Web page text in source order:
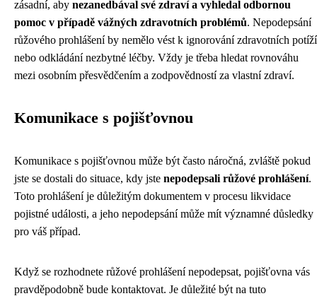
zásadní, aby nezanedbával své zdraví a vyhledal odbornou
pomoc v případě vážných zdravotních problémů. Nepodepsání
růžového prohlášení by nemělo vést k ignorování zdravotních potíží
nebo odkládání nezbytné léčby. Vždy je třeba hledat rovnováhu
mezi osobním přesvědčením a zodpovědností za vlastní zdraví.
Komunikace s pojišťovnou
Komunikace s pojišťovnou může být často náročná, zvláště pokud
jste se dostali do situace, kdy jste nepodepsali růžové prohlášení.
Toto prohlášení je důležitým dokumentem v procesu likvidace
pojistné události, a jeho nepodepsání může mít významné důsledky
pro váš případ.
Když se rozhodnete růžové prohlášení nepodepsat, pojišťovna vás
pravděpodobně bude kontaktovat. Je důležité být na tuto